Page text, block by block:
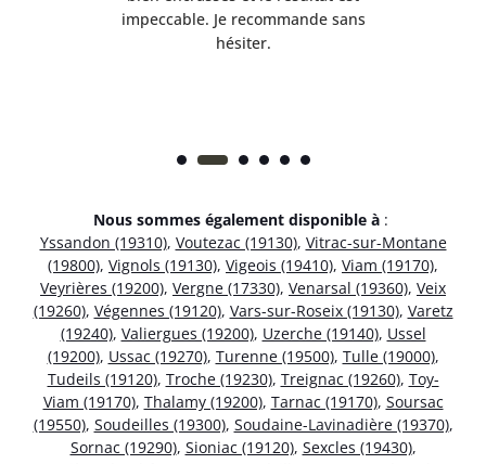
impeccable. Je recommande sans
hésiter.
Nous sommes également disponible à :
Yssandon (19310), Voutezac (19130), Vitrac-sur-Montane
(19800), Vignols (19130), Vigeois (19410), Viam (19170),
Veyrières (19200), Vergne (17330), Venarsal (19360), Veix
(19260), Végennes (19120), Vars-sur-Roseix (19130), Varetz
(19240), Valiergues (19200), Uzerche (19140), Ussel
(19200), Ussac (19270), Turenne (19500), Tulle (19000),
Tudeils (19120), Troche (19230), Treignac (19260), Toy-
Viam (19170), Thalamy (19200), Tarnac (19170), Soursac
(19550), Soudeilles (19300), Soudaine-Lavinadière (19370),
Sornac (19290), Sioniac (19120), Sexcles (19430),